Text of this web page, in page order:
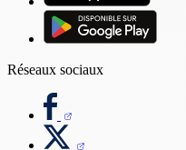
Réseaux sociaux